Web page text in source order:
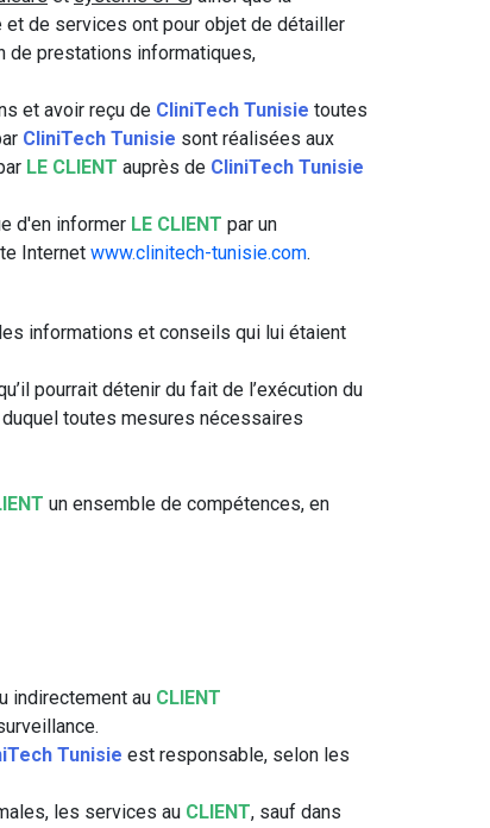
de services ont pour objet de détailler
de prestations informatiques,
et avoir reçu de CliniTech Tunisie toutes
CliniTech Tunisie sont réalisées aux
LE CLIENT auprès de CliniTech Tunisie
d'en informer LE CLIENT par un
Internet www.clinitech-tunisie.com.
informations et conseils qui lui étaient
pourrait détenir du fait de l’exécution du
toutes mesures nécessaires
un ensemble de compétences, en
indirectement au CLIENT
Tunisie est responsable, selon les
les services au CLIENT, sauf dans